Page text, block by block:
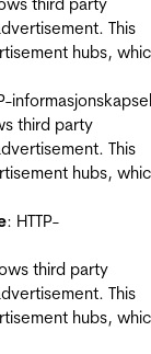
This
hubs,
informasjonskapsel
third party
This
hubs,
: HTTP-
third party
This
hubs,